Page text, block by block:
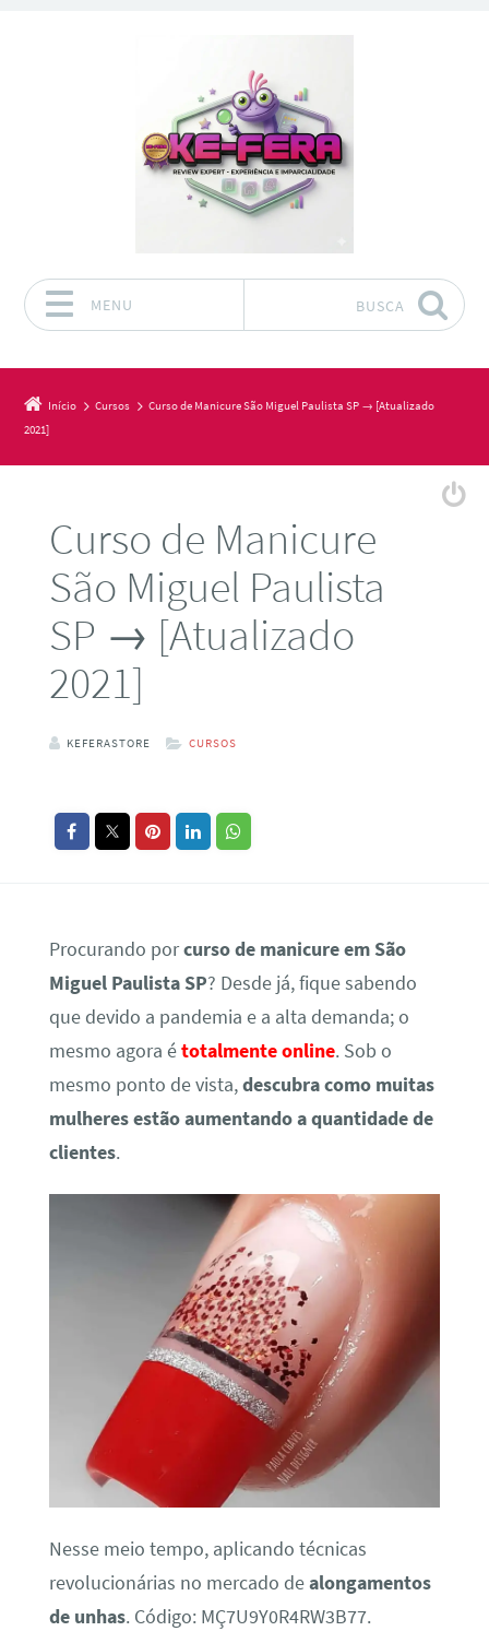
MENU BUSCA
Início Cursos
Curso de Manicure São Miguel Paulista SP → [Atualizado
2021]
Curso de Manicure
São Miguel Paulista
SP → [Atualizado
2021]
KEFERASTORE CURSOS
Procurando porcurso de manicure em São
Miguel Paulista SP? Desde já, fique sabendo
que devido a pandemia e a alta demanda; o
mesmo agora étotalmente online. Sob o
mesmo ponto de vista,descubra como muitas
mulheres estão aumentando a quantidade de
clientes.
Nesse meio tempo, aplicando técnicas
revolucionárias no mercado dealongamentos
de unhas. Código: MÇ7U9Y0R4RW3B77.